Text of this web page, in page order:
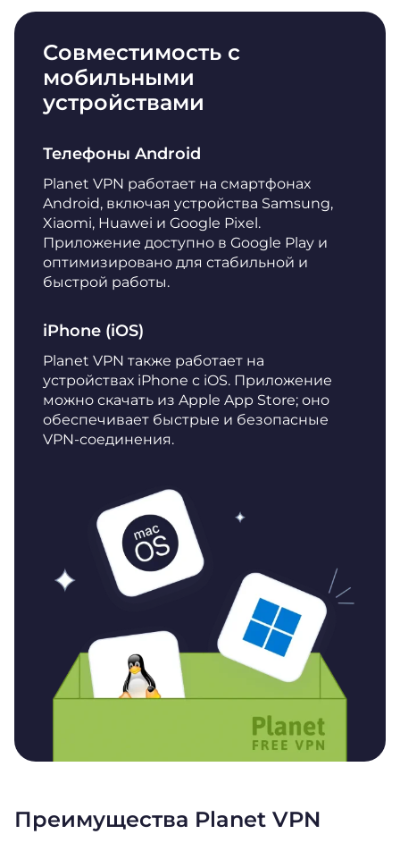
Совместимость с
мобильными
устройствами
Телефоны Android
Planet VPN работает на смартфонах
Android, включая устройства Samsung,
Xiaomi, Huawei и Google Pixel.
Приложение доступно в Google Play и
оптимизировано для стабильной и
быстрой работы.
iPhone (iOS)
Planet VPN также работает на
устройствах iPhone с iOS. Приложение
можно скачать из Apple App Store; оно
обеспечивает быстрые и безопасные
VPN-соединения.
Преимущества Planet VPN